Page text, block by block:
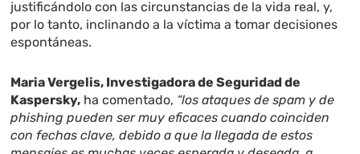
justificándolo con las circunstancias de la vida real, y,
por lo tanto, inclinando a la víctima a tomar decisiones
espontáneas.
Maria Vergelis, Investigadora de Seguridad de
Kaspersky, ha comentado, “los ataques de spam y de
phishing pueden ser muy eficaces cuando coinciden
con fechas clave, debido a que la llegada de estos